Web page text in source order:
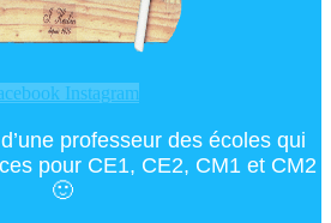
Instagram
professeur des écoles qui
pour CE1, CE2, CM1 et CM2
🙂